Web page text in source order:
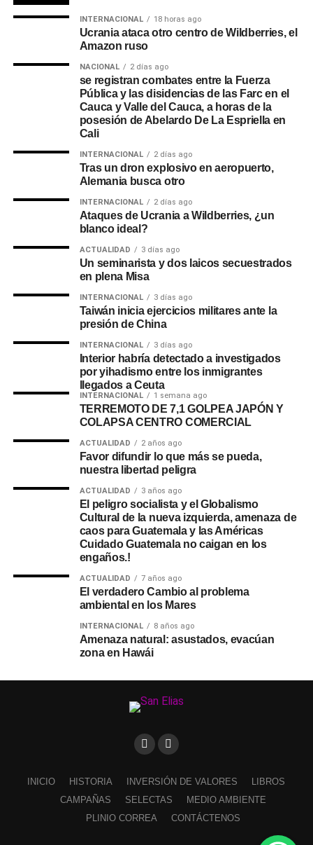
INTERNACIONAL 18 horas ago
Ucrania ataca otro centro de Wildberries, el
Amazon ruso
NACIONAL 2 días ago
se registran combates entre la Fuerza
Pública y las disidencias de las Farc en el
Cauca y Valle del Cauca, a horas de la
posesión de Abelardo De La Espriella en
Cali
INTERNACIONAL 2 días ago
Tras un dron explosivo en aeropuerto,
Alemania busca otro
INTERNACIONAL 2 días ago
Ataques de Ucrania a Wildberries, ¿un
blanco ideal?
ACTUALIDAD 3 días ago
Un seminarista y dos laicos secuestrados
en plena Misa
INTERNACIONAL 3 días ago
Taiwán inicia ejercicios militares ante la
presión de China
INTERNACIONAL 3 días ago
Interior habría detectado a investigados
por yihadismo entre los inmigrantes
llegados a Ceuta
INTERNACIONAL 1 semana ago
TERREMOTO DE 7,1 GOLPEA JAPÓN Y
COLAPSA CENTRO COMERCIAL
ACTUALIDAD 2 años ago
Favor difundir lo que más se pueda,
nuestra libertad peligra
ACTUALIDAD 3 años ago
El peligro socialista y el Globalismo
Cultural de la nueva izquierda, amenaza de
caos para Guatemala y las Américas
Cuidado Guatemala no caigan en los
engaños.!
ACTUALIDAD 7 años ago
El verdadero Cambio al problema
ambiental en los Mares
INTERNACIONAL 8 años ago
Amenaza natural: asustados, evacúan
zona en Hawái
INICIO HISTORIA INVERSIÓN DE VALORES
LIBROS
CAMPAÑAS
SELECTAS
MEDIO AMBIENTE
PLINIO CORREA
CONTÁCTENOS